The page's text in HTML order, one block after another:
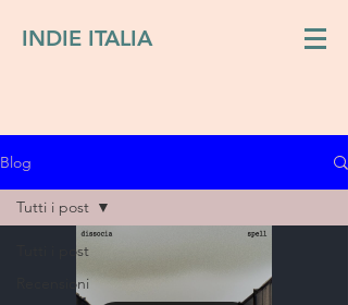
INDIE ITALIA
Blog
Tutti i post
Recensioni
Tutti i post